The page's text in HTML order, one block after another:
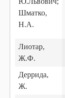
Шматко,
Н.А.
Лиотар,
Ж.Ф.
Деррида,
Ж.